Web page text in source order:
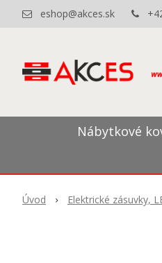
eshop@akces.sk
Nábytkové
Úvod Elektrické zásuvky,